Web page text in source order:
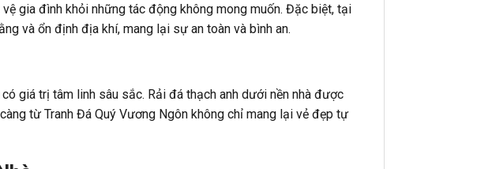
gia đình khỏi những tác động không mong muốn. Đặc biệt, tại
và ổn định địa khí, mang lại sự an toàn và bình an.
giá trị tâm linh sâu sắc. Rải đá thạch anh dưới nền nhà được
từ Tranh Đá Quý Vương Ngôn không chỉ mang lại vẻ đẹp tự